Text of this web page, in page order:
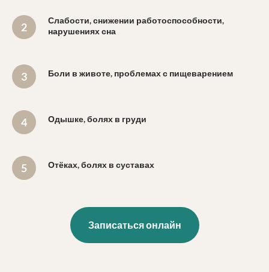
Слабости, снижении работоспособности,
нарушениях сна
Боли в животе, проблемах с пищеварением
Одышке, болях в груди
Отёках, болях в суставах
Записаться онлайн